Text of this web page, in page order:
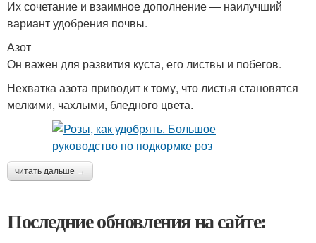
Их сочетание и взаимное дополнение — наилучший
вариант удобрения почвы.
Азот
Он важен для развития куста, его листвы и побегов.
Нехватка азота приводит к тому, что листья становятся
мелкими, чахлыми, бледного цвета.
читать дальше →
Последние обновления на сайте: